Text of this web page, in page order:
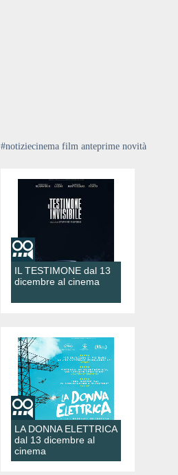
#notiziecinema film anteprime novità
IL TESTIMONE dal 13
dicembre al cinema
LA DONNA ELETTRICA
dal 13 dicembre al
cinema